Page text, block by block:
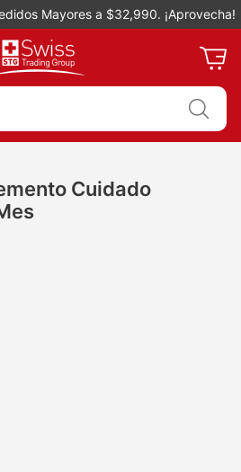
Mayores a $32,990. ¡Aprovecha!
Cuidado